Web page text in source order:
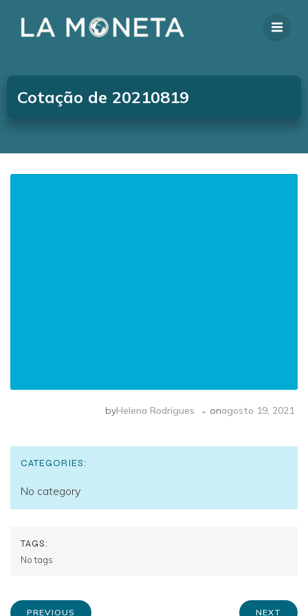
Cotação de 20210819
byHelena Rodrigues - onagosto 19, 2021
CATEGORIES:
No category
TAGS:
No tags
PREVIOUS NEXT